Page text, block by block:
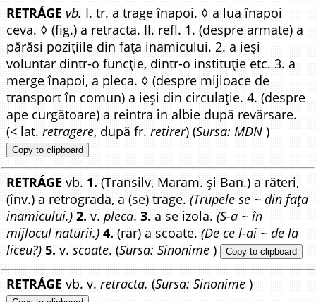
RETRÁGE vb. I. tr. a trage înapoi. ◊ a lua înapoi
ceva. ◊ (fig.) a retracta. II. refl. 1. (despre armate) a
părăsi pozițiile din fața inamicului. 2. a ieși
voluntar dintr-o funcție, dintr-o instituție etc. 3. a
merge înapoi, a pleca. ◊ (despre mijloace de
transport în comun) a ieși din circulație. 4. (despre
ape curgătoare) a reintra în albie după revărsare.
(< lat.retragere, după fr.retirer) (Sursa: MDN )
Copy to clipboard
RETRÁGE vb. 1. (Transilv, Maram. și Ban.) a răteri,
(înv.) a retrograda, a (se) trage.(Trupele se ~ din fața
inamicului.) 2. v.pleca.3. a se izola.(S-a ~ în
mijlocul naturii.) 4. (rar) a scoate.(De ce l-ai ~ de la
liceu?) 5. v.scoate. (Sursa: Sinonime ) Copy to clipboard
RETRÁGE vb. v.retracta. (Sursa: Sinonime )